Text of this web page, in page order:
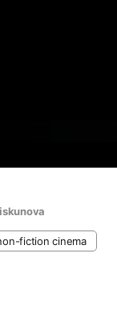
fiction cinema